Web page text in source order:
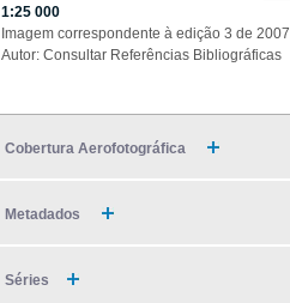
1:25 000
Imagem correspondente à edição 3 de 2007
Autor: Consultar Referências Bibliográficas
Cobertura Aerofotográfica
Metadados
Séries